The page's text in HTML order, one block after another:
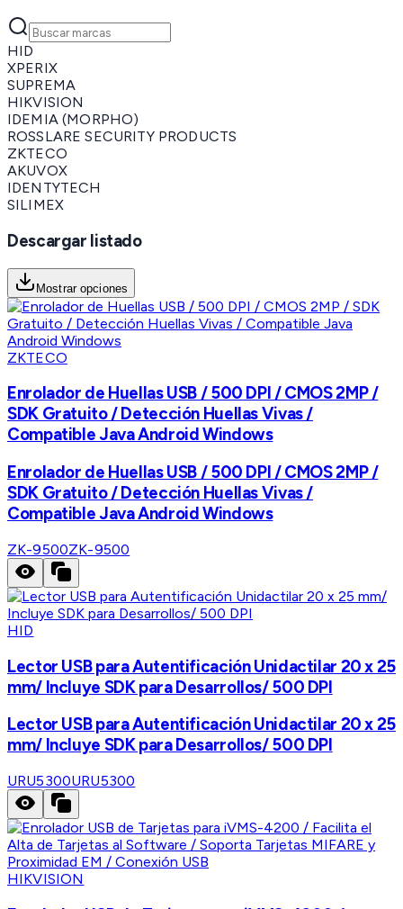
HID
XPERIX
SUPREMA
HIKVISION
IDEMIA (MORPHO)
ROSSLARE SECURITY PRODUCTS
ZKTECO
AKUVOX
IDENTYTECH
SILIMEX
Descargar listado
Mostrar opciones
ZKTECO
Enrolador de Huellas USB / 500 DPI / CMOS 2MP /
SDK Gratuito / Detección Huellas Vivas /
Compatible Java Android Windows
Enrolador de Huellas USB / 500 DPI / CMOS 2MP /
SDK Gratuito / Detección Huellas Vivas /
Compatible Java Android Windows
ZK-9500ZK-9500
HID
Lector USB para Autentificación Unidactilar 20 x 25
mm/ Incluye SDK para Desarrollos/ 500 DPI
Lector USB para Autentificación Unidactilar 20 x 25
mm/ Incluye SDK para Desarrollos/ 500 DPI
URU5300URU5300
HIKVISION